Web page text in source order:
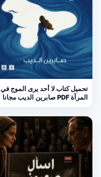
تحميل كتاب لا أحد يرى الموج في
المرآة PDF صابرين الديب مجانا